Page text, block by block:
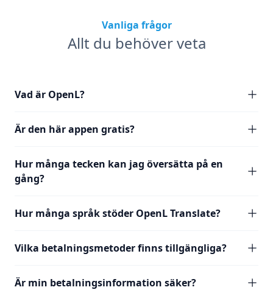
Vanliga frågor
Allt du behöver veta
Vad är OpenL?
Är den här appen gratis?
Hur många tecken kan jag översätta på en
gång?
Hur många språk stöder OpenL Translate?
Vilka betalningsmetoder finns tillgängliga?
Är min betalningsinformation säker?